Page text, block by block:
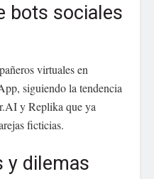
bots sociales
virtuales en
siguiendo la tendencia
y Replika que ya
ficticias.
y dilemas